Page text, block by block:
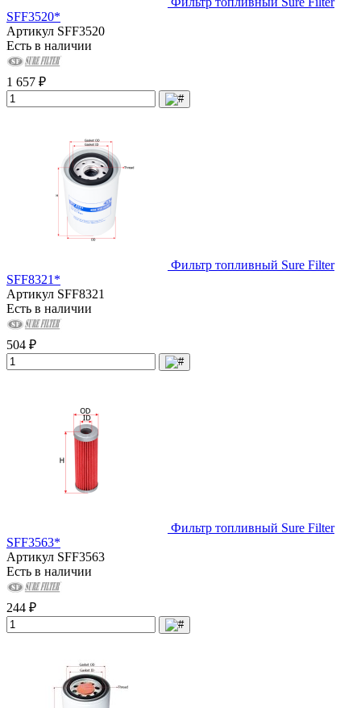
SFF3520*
Артикул SFF3520
Есть в наличии
1 657 ₽
Фильтр топливный Sure Filter
SFF8321*
Артикул SFF8321
Есть в наличии
504 ₽
Фильтр топливный Sure Filter
SFF3563*
Артикул SFF3563
Есть в наличии
244 ₽